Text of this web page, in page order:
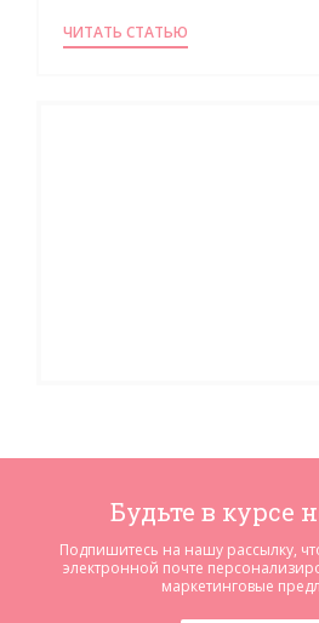
ЧИТАТЬ СТАТЬЮ
Будьте в курсе
Подпишитесь на нашу рассылку,
электронной почте
маркетинговые